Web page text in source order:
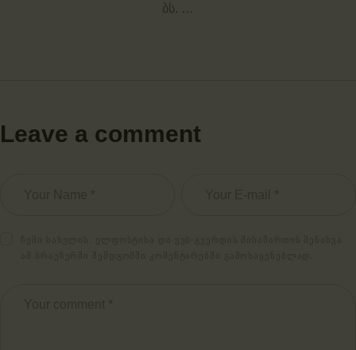
ბს. …
Leave a comment